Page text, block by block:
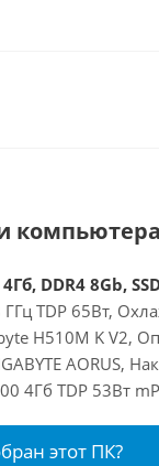
компьютера
DDR4 8Gb,
TDP 65Вт,
H510M K V2,
AORUS,
4Гб TDP 53Вт
этот ПК?